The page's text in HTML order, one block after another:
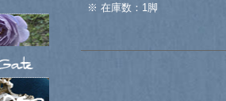
※ 在庫数：1脚